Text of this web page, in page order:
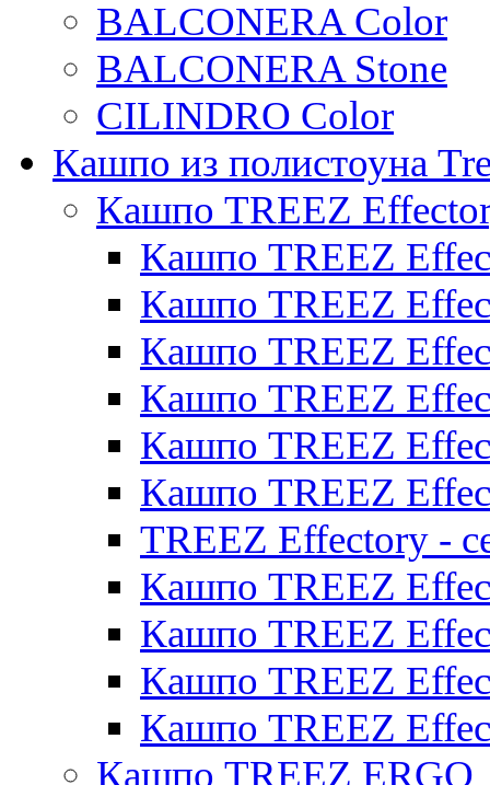
BALCONERA Color
BALCONERA Stone
CILINDRO Color
Кашпо из полистоуна
Кашпо TREEZ
Кашпо TREEZ
Кашпо TREEZ
Кашпо TREEZ
Кашпо TREEZ
Кашпо TREEZ
Кашпо TREEZ
TREEZ Effectory -
Кашпо TREEZ
Кашпо TREEZ
Кашпо TREEZ
Кашпо TREEZ
Кашпо TREEZ ERGO